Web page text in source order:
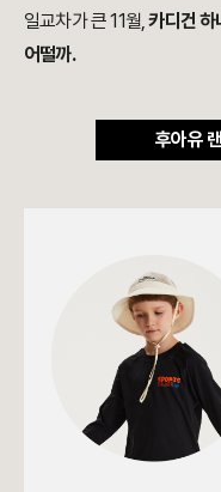
일교차가 큰 11월,카디건 하
어떨까.
후아유